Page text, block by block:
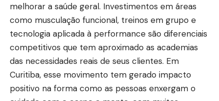
melhorar a saúde geral. Investimentos em áreas
como musculação funcional, treinos em grupo e
tecnologia aplicada à performance são diferenciais
competitivos que tem aproximado as academias
das necessidades reais de seus clientes. Em
Curitiba, esse movimento tem gerado impacto
positivo na forma como as pessoas enxergam o